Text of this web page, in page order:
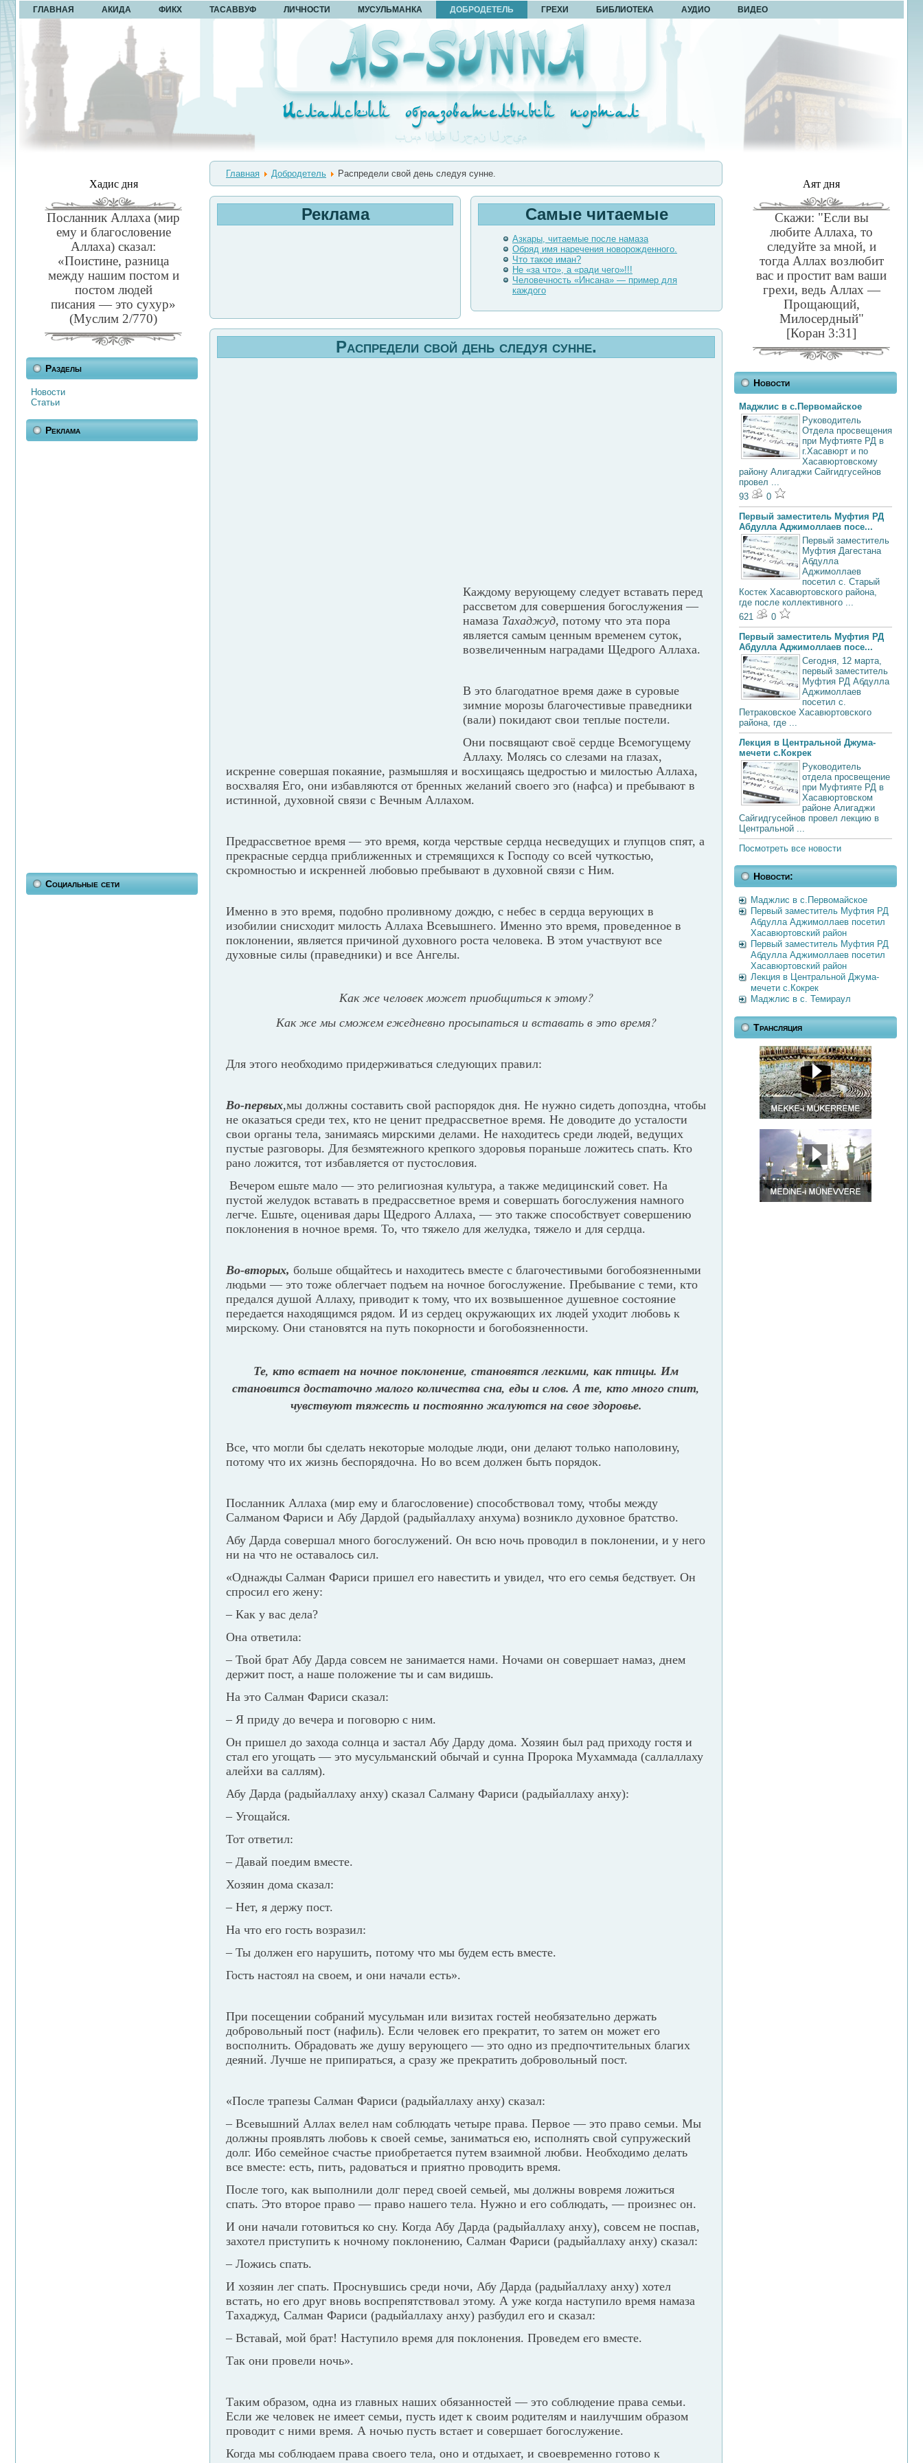
ГЛАВНАЯ АКИДА ФИКХ ТАСАВВУФ ЛИЧНОСТИ МУСУЛЬМАНКА ДОБРОДЕТЕЛЬ ГРЕХИ БИБЛИОТЕКА АУДИО ВИДЕО
Хадис дня
Посланник Аллаха (мир
ему и благословение
Аллаха) сказал:
«Поистине, разница
между нашим постом и
постом людей
писания — это сухур»
(Муслим 2/770)
Разделы
Новости
Статьи
Реклама
Социальные сети
Главная Добродетель Распредели свой день следуя сунне.
Реклама Самые читаемые
Азкары, читаемые после намаза
Обряд имя наречения новорожденного.
Что такое иман?
Не «за что», а «ради чего»!!!
Человечность «Инсана» — пример для
каждого
Распредели свой день следуя сунне.
Каждому верующему следует вставать перед
рассветом для совершения богослужения —
намаза Тахаджуд, потому что эта пора
является самым ценным временем суток,
возвеличенным наградами Щедрого Аллаха.
В это благодатное время даже в суровые
зимние морозы благочестивые праведники
(вали) покидают свои теплые постели.
Они посвящают своё сердце Всемогущему
Аллаху. Молясь со слезами на глазах,
искренне совершая покаяние, размышляя и восхищаясь щедростью и милостью Аллаха,
восхваляя Его, они избавляются от бренных желаний своего эго (нафса) и пребывают в
истинной, духовной связи с Вечным Аллахом.
Предрассветное время — это время, когда черствые сердца несведущих и глупцов спят, а
прекрасные сердца приближенных и стремящихся к Господу со всей чуткостью,
скромностью и искренней любовью пребывают в духовной связи с Ним.
Именно в это время, подобно проливному дождю, с небес в сердца верующих в
изобилии снисходит милость Аллаха Всевышнего. Именно это время, проведенное в
поклонении, является причиной духовного роста человека. В этом участвуют все
духовные силы (праведники) и все Ангелы.
Как же человек может приобщиться к этому?
Как же мы сможем ежедневно просыпаться и вставать в это время?
Для этого необходимо придерживаться следующих правил:
Во-первых,мы должны составить свой распорядок дня. Не нужно сидеть допоздна, чтобы
не оказаться среди тех, кто не ценит предрассветное время. Не доводите до усталости
свои органы тела, занимаясь мирскими делами. Не находитесь среди людей, ведущих
пустые разговоры. Для безмятежного крепкого здоровья пораньше ложитесь спать. Кто
рано ложится, тот избавляется от пустословия.
Вечером ешьте мало — это религиозная культура, а также медицинский совет. На
пустой желудок вставать в предрассветное время и совершать богослужения намного
легче. Ешьте, оценивая дары Щедрого Аллаха, — это также способствует совершению
поклонения в ночное время. То, что тяжело для желудка, тяжело и для сердца.
Во-вторых, больше общайтесь и находитесь вместе с благочестивыми богобоязненными
людьми — это тоже облегчает подъем на ночное богослужение. Пребывание с теми, кто
предался душой Аллаху, приводит к тому, что их возвышенное душевное состояние
передается находящимся рядом. И из сердец окружающих их людей уходит любовь к
мирскому. Они становятся на путь покорности и богобоязненности.
Те, кто встает на ночное поклонение, становятся легкими, как птицы. Им
становится достаточно малого количества сна, еды и слов. А те, кто много спит,
чувствуют тяжесть и постоянно жалуются на свое здоровье.
Все, что могли бы сделать некоторые молодые люди, они делают только наполовину,
потому что их жизнь беспорядочна. Но во всем должен быть порядок.
Посланник Аллаха (мир ему и благословение) способствовал тому, чтобы между
Салманом Фариси и Абу Дардой (радыйаллаху анхума) возникло духовное братство.
Абу Дарда совершал много богослужений. Он всю ночь проводил в поклонении, и у него
ни на что не оставалось сил.
«Однажды Салман Фариси пришел его навестить и увидел, что его семья бедствует. Он
спросил его жену:
– Как у вас дела?
Она ответила:
– Твой брат Абу Дарда совсем не занимается нами. Ночами он совершает намаз, днем
держит пост, а наше положение ты и сам видишь.
На это Салман Фариси сказал:
– Я приду до вечера и поговорю с ним.
Он пришел до захода солнца и застал Абу Дарду дома. Хозяин был рад приходу гостя и
стал его угощать — это мусульманский обычай и сунна Пророка Мухаммада (саллаллаху
алейхи ва саллям).
Абу Дарда (радыйаллаху анху) сказал Салману Фариси (радыйаллаху анху):
– Угощайся.
Тот ответил:
– Давай поедим вместе.
Хозяин дома сказал:
– Нет, я держу пост.
На что его гость возразил:
– Ты должен его нарушить, потому что мы будем есть вместе.
Гость настоял на своем, и они начали есть».
При посещении собраний мусульман или визитах гостей необязательно держать
добровольный пост (нафиль). Если человек его прекратит, то затем он может его
восполнить. Обрадовать же душу верующего — это одно из предпочтительных благих
деяний. Лучше не припираться, а сразу же прекратить добровольный пост.
«После трапезы Салман Фариси (радыйаллаху анху) сказал:
– Всевышний Аллах велел нам соблюдать четыре права. Первое — это право семьи. Мы
должны проявлять любовь к своей семье, заниматься ею, исполнять свой супружеский
долг. Ибо семейное счастье приобретается путем взаимной любви. Необходимо делать
все вместе: есть, пить, радоваться и приятно проводить время.
После того, как выполнили долг перед своей семьей, мы должны вовремя ложиться
спать. Это второе право — право нашего тела. Нужно и его соблюдать, — произнес он.
И они начали готовиться ко сну. Когда Абу Дарда (радыйаллаху анху), совсем не поспав,
захотел приступить к ночному поклонению, Салман Фариси (радыйаллаху анху) сказал:
– Ложись спать.
И хозяин лег спать. Проснувшись среди ночи, Абу Дарда (радыйаллаху анху) хотел
встать, но его друг вновь воспрепятствовал этому. А уже когда наступило время намаза
Тахаджуд, Салман Фариси (радыйаллаху анху) разбудил его и сказал:
– Вставай, мой брат! Наступило время для поклонения. Проведем его вместе.
Так они провели ночь».
Таким образом, одна из главных наших обязанностей — это соблюдение права семьи.
Если же человек не имеет семьи, пусть идет к своим родителям и наилучшим образом
проводит с ними время. А ночью пусть встает и совершает богослужение.
Когда мы соблюдаем права своего тела, оно и отдыхает, и своевременно готово к
Аят дня
Скажи: "Если вы
любите Аллаха, то
следуйте за мной, и
тогда Аллах возлюбит
вас и простит вам ваши
грехи, ведь Аллах —
Прощающий,
Милосердный"
[Коран 3:31]
Новости
Маджлис в с.Первомайское
Руководитель
Отдела просвещения
при Муфтияте РД в
г.Хасавюрт и по
Хасавюртовскому
району Алигаджи Сайгидгусейнов
провел ...
93
0
Первый заместитель Муфтия РД
Абдулла Аджимоллаев посе...
Первый заместитель
Муфтия Дагестана
Абдулла
Аджимоллаев
посетил с. Старый
Костек Хасавюртовского района,
где после коллективного ...
621
0
Первый заместитель Муфтия РД
Абдулла Аджимоллаев посе...
Сегодня, 12 марта,
первый заместитель
Муфтия РД Абдулла
Аджимоллаев
посетил с.
Петраковское Хасавюртовского
района, где ...
Лекция в Центральной Джума-
мечети с.Кокрек
Руководитель
отдела просвещение
при Муфтияте РД в
Хасавюртовском
районе Алигаджи
Сайгидгусейнов провел лекцию в
Центральной ...
Посмотреть все новости
Новости:
Маджлис в с.Первомайское
Первый заместитель Муфтия РД
Абдулла Аджимоллаев посетил
Хасавюртовский район
Первый заместитель Муфтия РД
Абдулла Аджимоллаев посетил
Хасавюртовский район
Лекция в Центральной Джума-
мечети с.Кокрек
Маджлис в с. Темираул
Трансляция